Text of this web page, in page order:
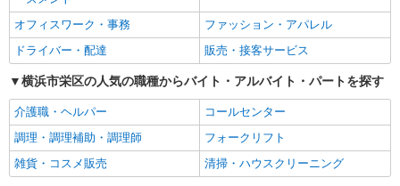
週2～3日勤務OK
扶養内勤務OK
交通費支給
販売・接客サービス
コンビニ・スーパー
同じ特徴から求人を探す
オフィスワーク・事務
ファッション・アパレル
ドライバー・配達
販売・接客サービス
横浜市栄区の人気の職種からバイト・アルバイト・パートを探す
介護職・ヘルパー
コールセンター
調理・調理補助・調理師
フォークリフト
雑貨・コスメ販売
清掃・ハウスクリーニング